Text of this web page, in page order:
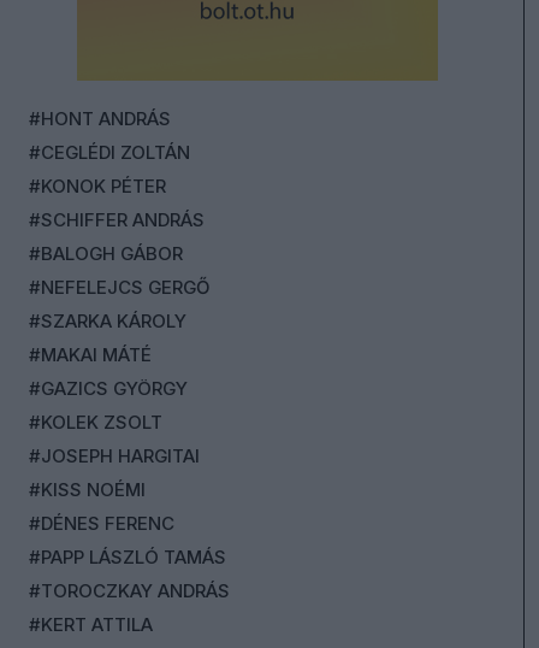
#HONT ANDRÁS
#CEGLÉDI ZOLTÁN
#KONOK PÉTER
#SCHIFFER ANDRÁS
#BALOGH GÁBOR
#NEFELEJCS GERGŐ
#SZARKA KÁROLY
#MAKAI MÁTÉ
#GAZICS GYÖRGY
#KOLEK ZSOLT
#JOSEPH HARGITAI
#KISS NOÉMI
#DÉNES FERENC
#PAPP LÁSZLÓ TAMÁS
#TOROCZKAY ANDRÁS
#KERT ATTILA